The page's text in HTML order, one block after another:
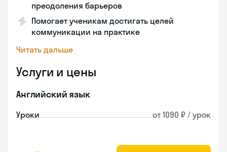
преодоления барьеров
Помогает ученикам достигать целей
коммуникации на практике
Читать дальше
Услуги и цены
Английский язык
Уроки от 1090 ₽ / урок